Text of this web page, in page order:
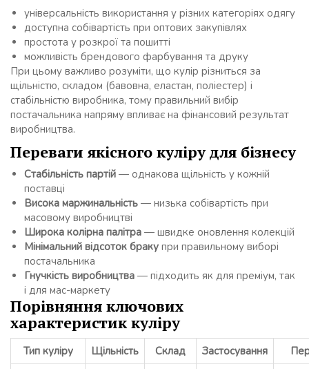
універсальність використання у різних категоріях одягу
доступна собівартість при оптових закупівлях
простота у розкрої та пошитті
можливість брендового фарбування та друку
При цьому важливо розуміти, що кулір різниться за
щільністю, складом (бавовна, еластан, поліестер) і
стабільністю виробника, тому правильний вибір
постачальника напряму впливає на фінансовий результат
виробництва.
Переваги якісного куліру для бізнесу
Стабільність партій — однакова щільність у кожній
поставці
Висока маржинальність — низька собівартість при
масовому виробництві
Широка колірна палітра — швидке оновлення колекцій
Мінімальний відсоток браку при правильному виборі
постачальника
Гнучкість виробництва — підходить як для преміум, так
і для мас-маркету
Порівняння ключових
характеристик куліру
Тип куліру Щільність Склад Застосування